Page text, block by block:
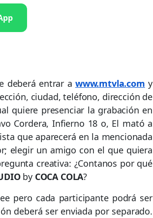
deberá entrar a www.mtvla.com y
ciudad, teléfono, dirección de
quiere presenciar la grabación en
Cordera, Infierno 18 o, El mató a
que aparecerá en la mencionada
elegir un amigo con el que quiera
creativa: ¿Contanos por qué
by COCA COLA?
pero cada participante podrá ser
deberá ser enviada por separado.